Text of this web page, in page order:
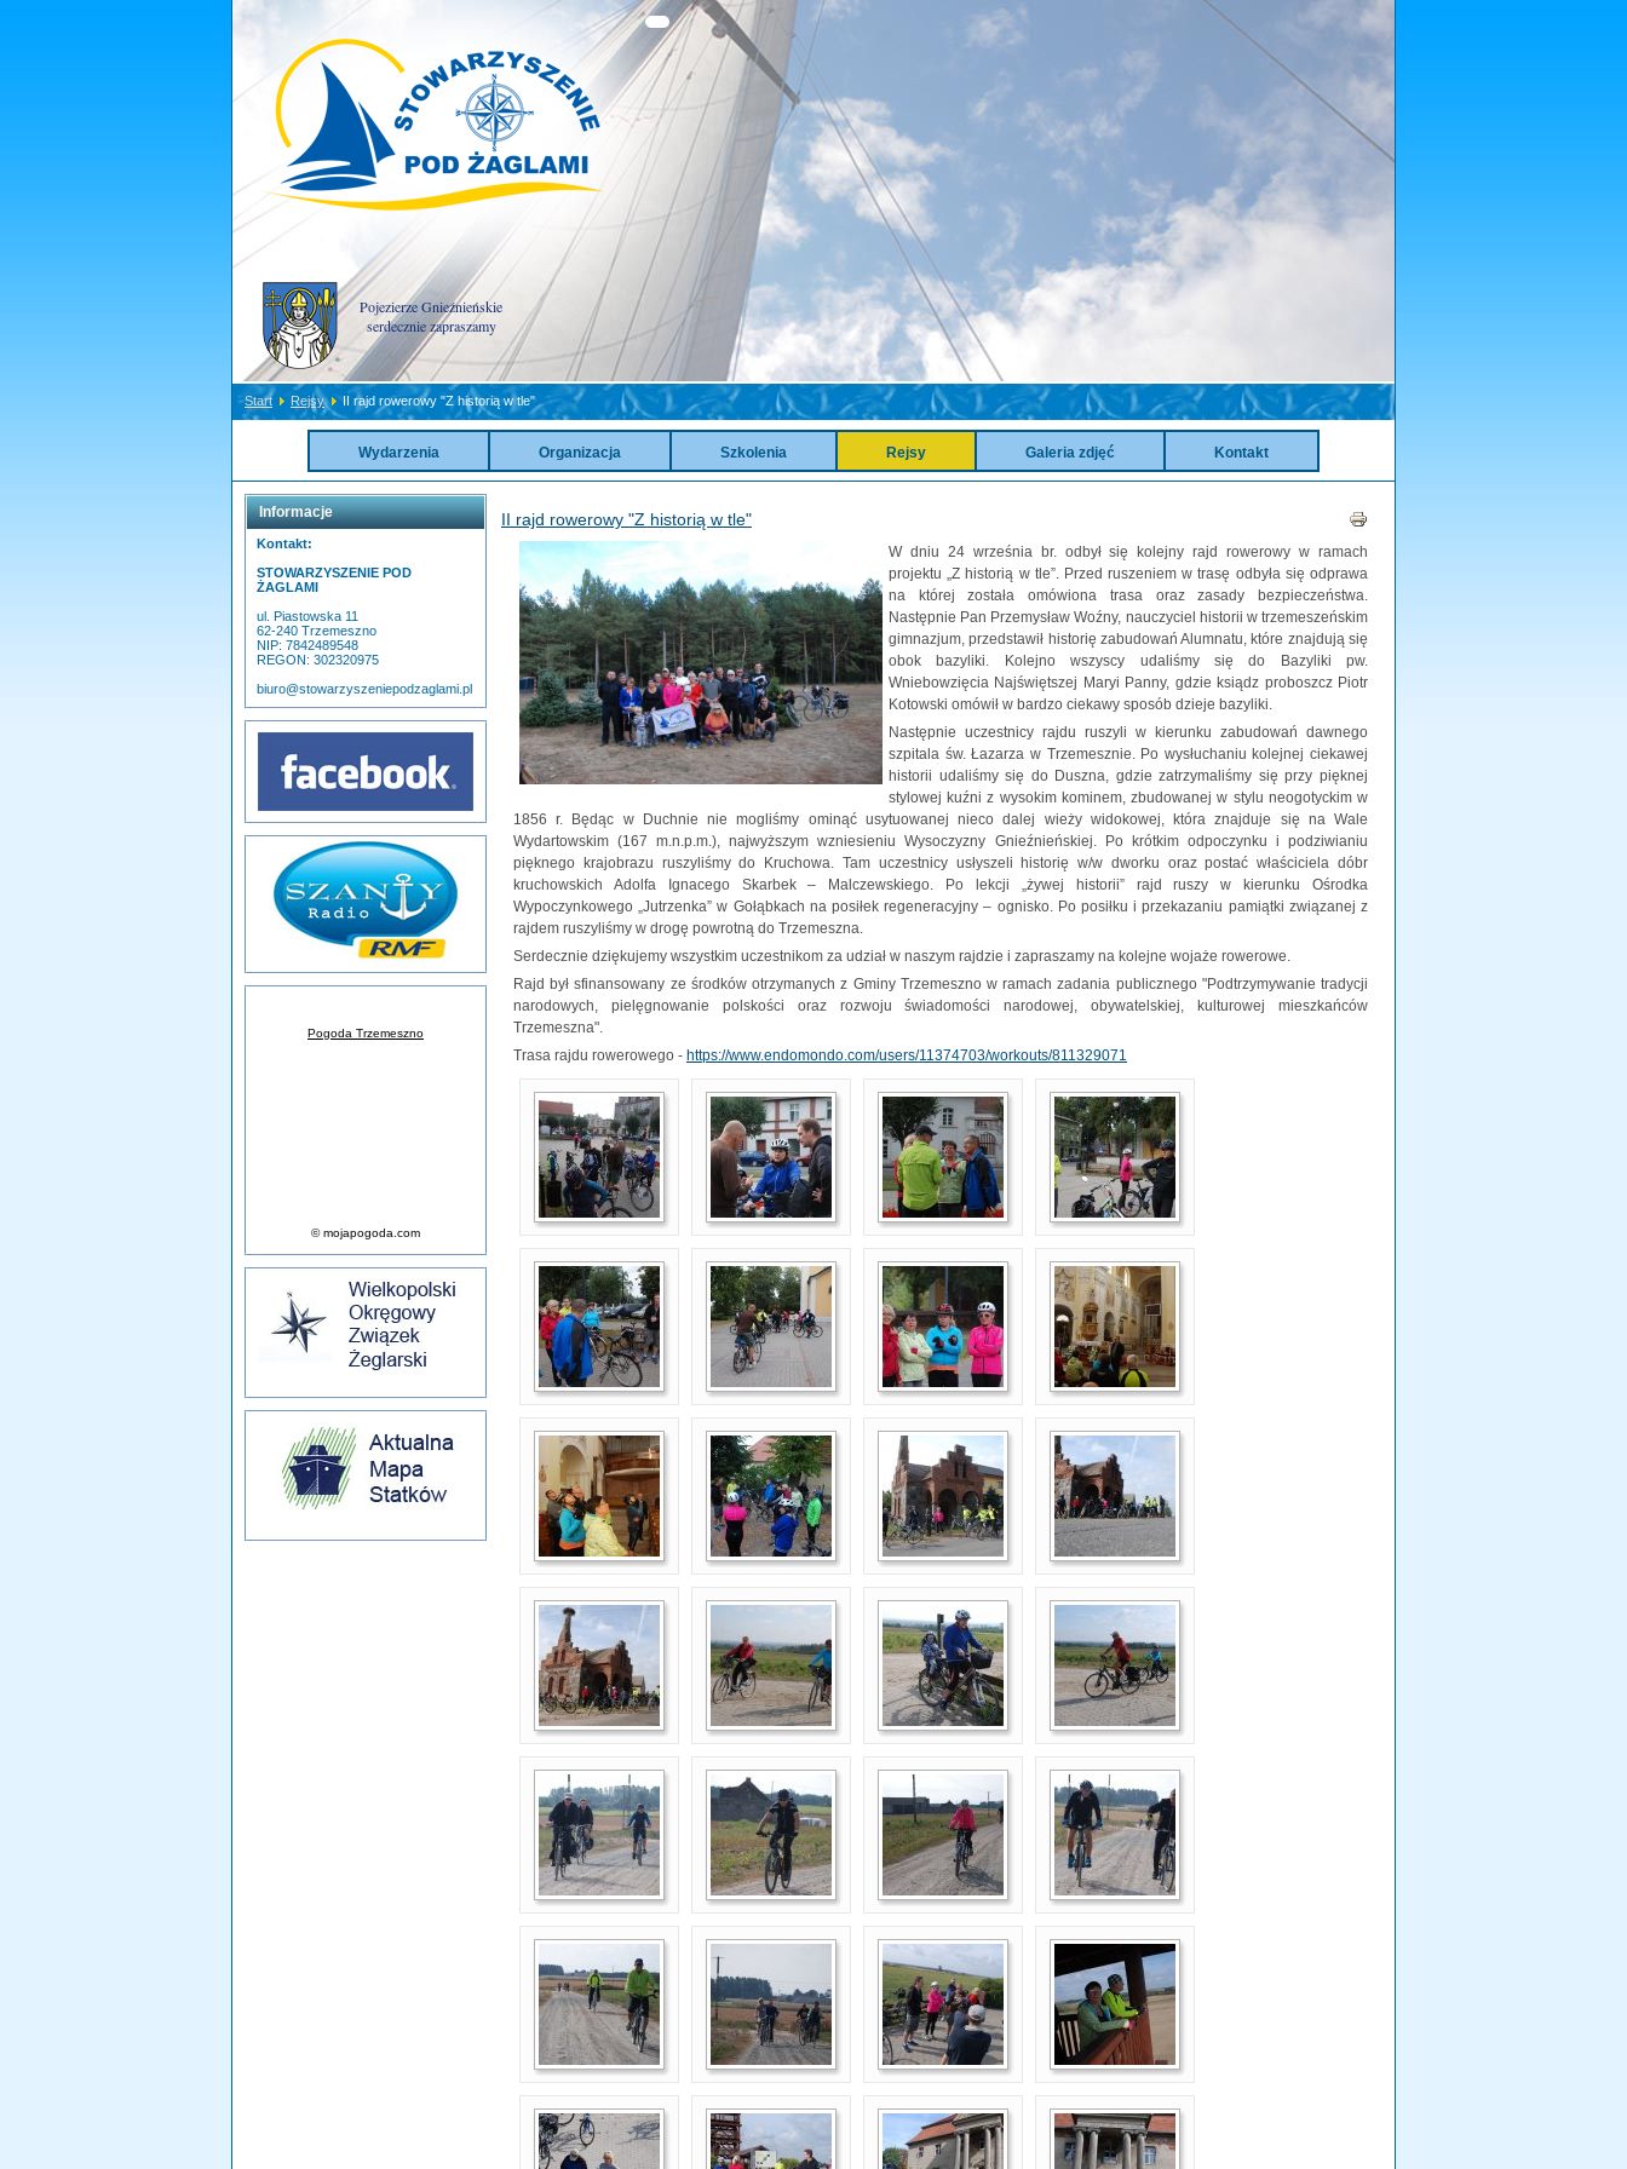
Pojezierze Gnieźnieńskie
serdecznie zapraszamy
Start Rejsy II rajd rowerowy "Z historią w tle"
Wydarzenia Organizacja Szkolenia Rejsy Galeria zdjęć Kontakt
Informacje
Kontakt:
STOWARZYSZENIE POD
ŻAGLAMI
ul. Piastowska 11
62-240 Trzemeszno
NIP: 7842489548
REGON: 302320975
biuro@stowarzyszeniepodzaglami.pl
Pogoda Trzemeszno
© mojapogoda.com
II rajd rowerowy "Z historią w tle"
W dniu 24 września br. odbył się kolejny rajd rowerowy w ramach
projektu „Z historią w tle”. Przed ruszeniem w trasę odbyła się odprawa
na której została omówiona trasa oraz zasady bezpieczeństwa.
Następnie Pan Przemysław Woźny, nauczyciel historii w trzemeszeńskim
gimnazjum, przedstawił historię zabudowań Alumnatu, które znajdują się
obok bazyliki. Kolejno wszyscy udaliśmy się do Bazyliki pw.
Wniebowzięcia Najświętszej Maryi Panny, gdzie ksiądz proboszcz Piotr
Kotowski omówił w bardzo ciekawy sposób dzieje bazyliki.
Następnie uczestnicy rajdu ruszyli w kierunku zabudowań dawnego
szpitala św. Łazarza w Trzemesznie. Po wysłuchaniu kolejnej ciekawej
historii udaliśmy się do Duszna, gdzie zatrzymaliśmy się przy pięknej
stylowej kuźni z wysokim kominem, zbudowanej w stylu neogotyckim w
1856 r. Będąc w Duchnie nie mogliśmy ominąć usytuowanej nieco dalej wieży widokowej, która znajduje się na Wale
Wydartowskim (167 m.n.p.m.), najwyższym wzniesieniu Wysoczyzny Gnieźnieńskiej. Po krótkim odpoczynku i podziwianiu
pięknego krajobrazu ruszyliśmy do Kruchowa. Tam uczestnicy usłyszeli historię w/w dworku oraz postać właściciela dóbr
kruchowskich Adolfa Ignacego Skarbek – Malczewskiego. Po lekcji „żywej historii” rajd ruszy w kierunku Ośrodka
Wypoczynkowego „Jutrzenka” w Gołąbkach na posiłek regeneracyjny – ognisko. Po posiłku i przekazaniu pamiątki związanej z
rajdem ruszyliśmy w drogę powrotną do Trzemeszna.
Serdecznie dziękujemy wszystkim uczestnikom za udział w naszym rajdzie i zapraszamy na kolejne wojaże rowerowe.
Rajd był sfinansowany ze środków otrzymanych z Gminy Trzemeszno w ramach zadania publicznego "Podtrzymywanie tradycji
narodowych, pielęgnowanie polskości oraz rozwoju świadomości narodowej, obywatelskiej, kulturowej mieszkańców
Trzemeszna".
Trasa rajdu rowerowego - https://www.endomondo.com/users/11374703/workouts/811329071